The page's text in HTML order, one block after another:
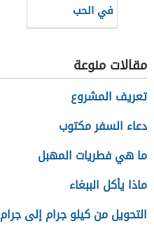
في الحب
مقالات منوعة
تعريف المشروع
دعاء السفر مكتوب
ما هي فطريات المهبل
ماذا يأكل الببغاء
التحويل من كيلو جرام إلى جرام